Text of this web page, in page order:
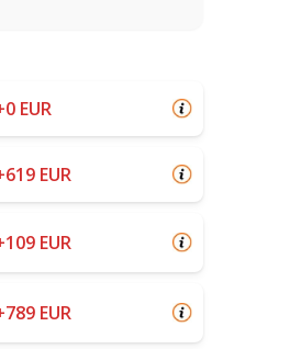
EUR
EUR
EUR
EUR